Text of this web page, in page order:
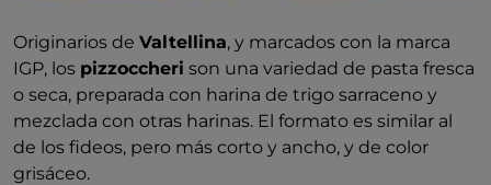
Originarios de Valtellina, y marcados con la marca
IGP, los pizzoccheri son una variedad de pasta fresca
o seca, preparada con harina de trigo sarraceno y
mezclada con otras harinas. El formato es similar al
de los fideos, pero más corto y ancho, y de color
grisáceo.